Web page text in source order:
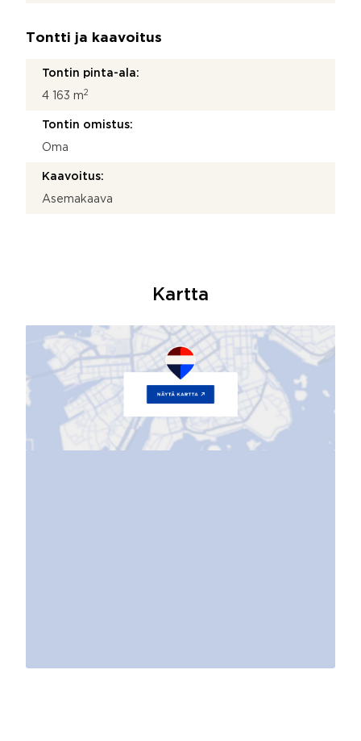
Tontti ja kaavoitus
Tontin pinta-ala:
4 163 m2
Tontin omistus:
Oma
Kaavoitus:
Asemakaava
Kartta